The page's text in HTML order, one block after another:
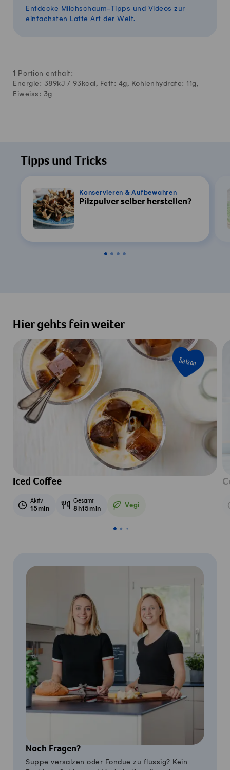
Entdecke Milchschaum-Tipps und Videos zur
einfachsten Latte Art der Welt.
1 Portion enthält:
Energie: 389kJ / 93 kcal, Fett: 4g, Kohlenhydrate: 11g,
Eiweiss: 3g
Tipps und Tricks
Konservieren & Aufbewahren
Pilzpulver selber herstellen?
Hier gehts fein weiter
Saison
Iced Coffee
Aktiv
15min
Gesamt
8h15min Vegi
Vegetarisch
Noch Fragen?
Suppe versalzen oder Fondue zu flüssig? Kein